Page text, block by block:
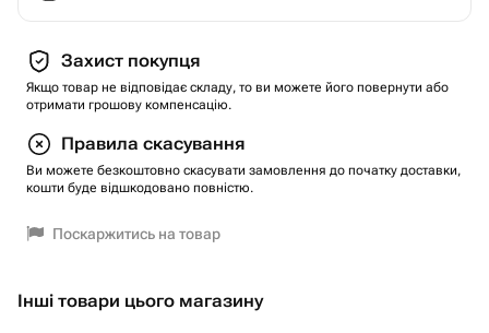
Захист покупця
Якщо товар не відповідає складу, то ви можете його повернути або
отримати грошову компенсацію.
Правила скасування
Ви можете безкоштовно скасувати замовлення до початку доставки,
кошти буде відшкодовано повністю.
Поскаржитись на товар
Інші товари цього магазину